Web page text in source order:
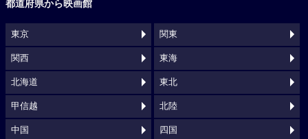
都道府県から映画館
東京 関東
関西 東海
北海道 東北
甲信越 北陸
中国 四国